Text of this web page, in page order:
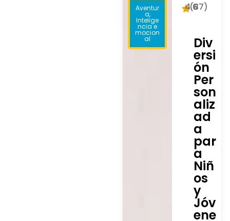
Aventur
a,
Intelige
ncia e
mocion
al
4.6
(87)
Div
ersi
ón
Per
son
aliz
ad
a
par
a
Niñ
os
y
Jóv
ene